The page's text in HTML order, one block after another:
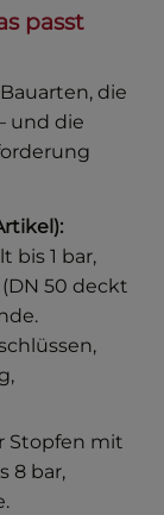
passt
die
und die
bis 1 bar,
50 deckt
Stopfen mit
8 bar,